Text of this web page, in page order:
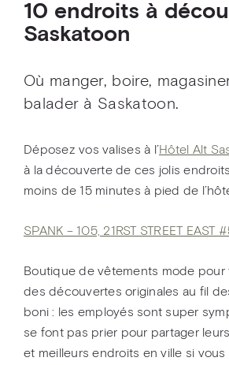
10 endroits à
Saskatoon
Où manger, boire,
balader à Saskatoon.
Déposez vos valises à l’Hôtel Alt
à la découverte de ces jolis
moins de 15 minutes à pied de
SPANK – 105, 21RST STREET EAST
Boutique de vêtements mode pour
des découvertes originales au fil
boni : les employés sont super
se font pas prier pour partager
et meilleurs endroits en ville si vous